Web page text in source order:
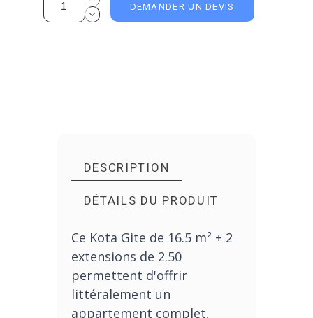
DEMANDER UN DEVIS
DESCRIPTION
DÉTAILS DU PRODUIT
Ce Kota Gite de 16.5 m² + 2
extensions de 2.50
permettent d'offrir
littéralement un
appartement complet,